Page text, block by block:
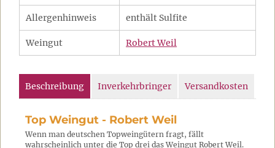
Allergenhinweis enthält Sulfite
Weingut Robert Weil
Beschreibung Inverkehrbringer Versandkosten
Top Weingut - Robert Weil
Wenn man deutschen Topweingütern fragt, fällt
wahrscheinlich unter die Top drei das Weingut Robert Weil.